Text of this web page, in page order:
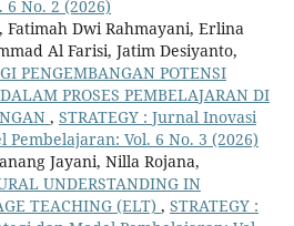
No. 2 (2026)
Fatimah Dwi Rahmayani, Erlina
Al Farisi, Jatim Desiyanto,
PENGEMBANGAN POTENSI
PROSES PEMBELAJARAN DI
, STRATEGY : Jurnal Inovasi
Pembelajaran: Vol. 6 No. 3 (2026)
Jayani, Nilla Rojana,
UNDERSTANDING IN
TEACHING (ELT) , STRATEGY :